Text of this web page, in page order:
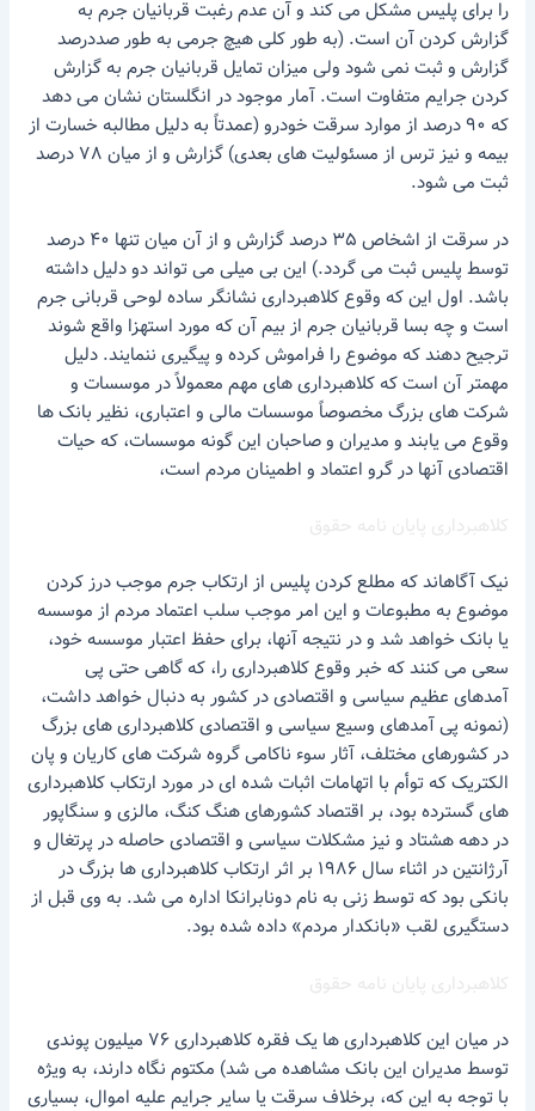
را برای پلیس مشکل می کند و آن عدم رغبت قربانیان جرم به
گزارش کردن آن است. (به طور کلی هیچ جرمی به طور صددرصد
گزارش و ثبت نمی شود ولی میزان تمایل قربانیان جرم به گزارش
کردن جرایم متفاوت است. آمار موجود در انگلستان نشان می دهد
که ۹۰ درصد از موارد سرقت خودرو (عمدتاً به دلیل مطالبه خسارت از
بیمه و نیز ترس از مسئولیت های بعدی) گزارش و از میان ۷۸ درصد
ثبت می شود.
در سرقت از اشخاص ۳۵ درصد گزارش و از آن میان تنها ۴۰ درصد
توسط پلیس ثبت می گردد.) این بی میلی می تواند دو دلیل داشته
باشد. اول این که وقوع کلاهبرداری نشانگر ساده لوحی قربانی جرم
است و چه بسا قربانیان جرم از بیم آن که مورد استهزا واقع شوند
ترجیح دهند که موضوع را فراموش کرده و پیگیری ننمایند. دلیل
مهمتر آن است که کلاهبرداری های مهم معمولاً در موسسات و
شرکت های بزرگ مخصوصاً موسسات مالی و اعتباری، نظیر بانک ها
وقوع می یابند و مدیران و صاحبان این گونه موسسات، که حیات
اقتصادی آنها در گرو اعتماد و اطمینان مردم است،
نیک آگاهاند که مطلع کردن پلیس از ارتکاب جرم موجب درز کردن
موضوع به مطبوعات و این امر موجب سلب اعتماد مردم از موسسه
یا بانک خواهد شد و در نتیجه آنها، برای حفظ اعتبار موسسه خود،
سعی می کنند که خبر وقوع کلاهبرداری را، که گاهی حتی پی
آمدهای عظیم سیاسی و اقتصادی در کشور به دنبال خواهد داشت،
(نمونه پی آمدهای وسیع سیاسی و اقتصادی کلاهبرداری های بزرگ
در کشورهای مختلف، آثار سوء ناکامی گروه شرکت های کاریان و پان
الکتریک که توأم با اتهامات اثبات شده ای در مورد ارتکاب کلاهبرداری
های گسترده بود، بر اقتصاد کشورهای هنگ کنگ، مالزی و سنگاپور
در دهه هشتاد و نیز مشکلات سیاسی و اقتصادی حاصله در پرتغال و
آرژانتین در اثناء سال ۱۹۸۶ بر اثر ارتکاب کلاهبرداری ها بزرگ در
بانکی بود که توسط زنی به نام دونابرانکا اداره می شد. به وی قبل از
دستگیری لقب «بانکدار مردم» داده شده بود.
در میان این کلاهبرداری ها یک فقره کلاهبرداری ۷۶ میلیون پوندی
توسط مدیران این بانک مشاهده می شد) مکتوم نگاه دارند، به ویژه
با توجه به این که، برخلاف سرقت یا سایر جرایم علیه اموال، بسیاری